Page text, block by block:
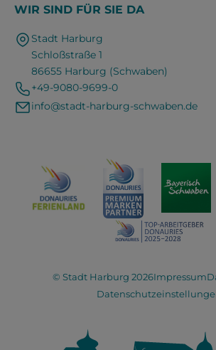
WIR SIND FÜR SIE DA
Stadt Harburg
Schloßstraße 1
86655 Harburg (Schwaben)
+49-9080-9699-0
info@stadt-harburg-schwaben.de
© Stadt Harburg 2026Impressum